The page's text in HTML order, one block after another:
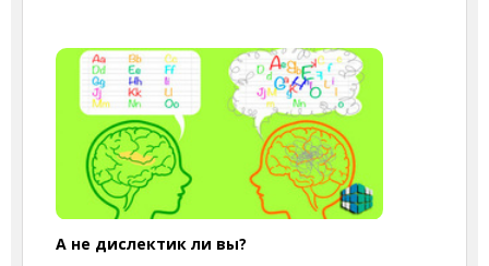
А не дислектик ли вы?